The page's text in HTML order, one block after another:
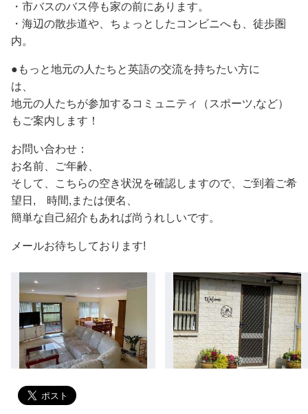
・市バスのバス停も家の前にあります。
・海辺の散歩道や、ちょっとしたコンビニへも、徒歩圏
内。
●もっと地元の人たちと英語の交流を持ちたい方に
は、
地元の人たちが参加するコミュニティ（スポーツ,など）
もご案内します！
お問い合わせ：
お名前、ご年齢、
そして、こちらの空き状況を確認しますので、ご到着ご希
望日, 時間,または便名、
簡単な自己紹介もあれば尚うれしいです。
メールお待ちしております!